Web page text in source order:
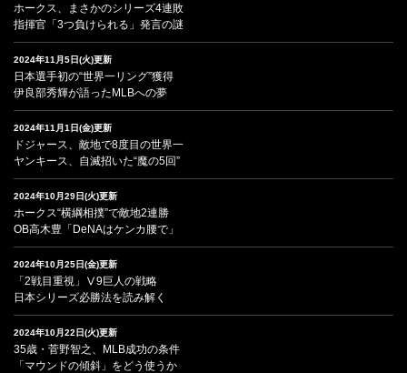
ホークス、まさかのシリーズ4連敗
指揮官「3つ負けられる」発言の謎
2024年11月5日(火)更新
日本選手初の“世界一リング”獲得
伊良部秀輝が語ったMLBへの夢
2024年11月1日(金)更新
ドジャース、敵地で8度目の世界一
ヤンキース、自滅招いた“魔の5回”
2024年10月29日(火)更新
ホークス“横綱相撲”で敵地2連勝
OB高木豊「DeNAはケンカ腰で」
2024年10月25日(金)更新
「2戦目重視」Ⅴ9巨人の戦略
日本シリーズ必勝法を読み解く
2024年10月22日(火)更新
35歳・菅野智之、MLB成功の条件
「マウンドの傾斜」をどう使うか